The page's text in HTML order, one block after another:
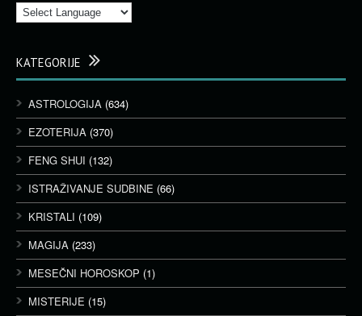
KATEGORIJE
ASTROLOGIJA (634)
EZOTERIJA (370)
FENG SHUI (132)
ISTRAŽIVANJE SUDBINE (66)
KRISTALI (109)
MAGIJA (233)
MESEČNI HOROSKOP (1)
MISTERIJE (15)